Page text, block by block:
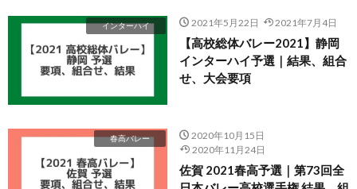
インターハイ 2021年5月22日 2021年7月4日
【高校総体バレー2021】静岡
インターハイ予選｜結果、組合
せ、大会要項
春高バレー
2020年10月15日
2020年11月24日
佐賀 2021春高予選｜第73回全